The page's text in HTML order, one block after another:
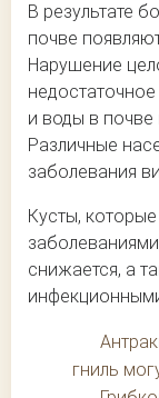
В результате
почве
Нарушение
и воды в почве
Различные
заболевания
Кусты,
снижается, а
гниль